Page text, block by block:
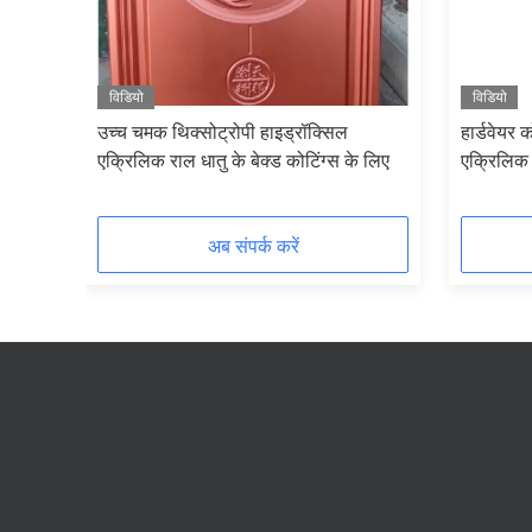
विडियो
उच्च चमक थिक्सोट्रोपी हाइड्रॉक्सिल
एक्रिलिक राल धातु के बेक्ड कोटिंग्स के लिए
अब संपर्क करें
विडियो
हार्डवेयर
एक्रिलिक